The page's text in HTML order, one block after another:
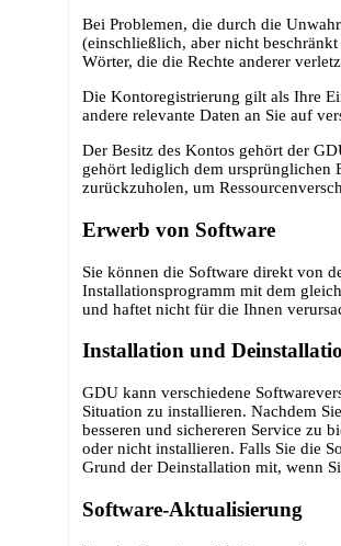
Bei Problemen, die durch die
(einschließlich, aber nicht
Wörter, die die Rechte anderer
Die Kontoregistrierung gilt als Ihre
andere relevante Daten an Sie auf
Der Besitz des Kontos gehört der
gehört lediglich dem ursprünglichen
zurückzuholen, um
Erwerb von Software
Sie können die Software direkt von
Installationsprogramm mit dem
und haftet nicht für die Ihnen
Installation und
GDU kann verschiedene
Situation zu installieren. Nachdem
besseren und sichereren Service zu
oder nicht installieren. Falls Sie die
Grund der Deinstallation mit, wenn
Software-Aktualisierung